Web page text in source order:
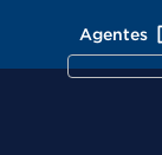
Agentes